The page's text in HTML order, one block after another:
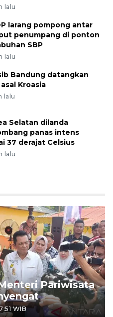
lalu
larang pompong antar
penumpang di ponton
SBP
lalu
Bandung datangkan
Kroasia
lalu
Selatan dilanda
panas intens
37 derajat Celsius
lalu
Pariwisata
WIB